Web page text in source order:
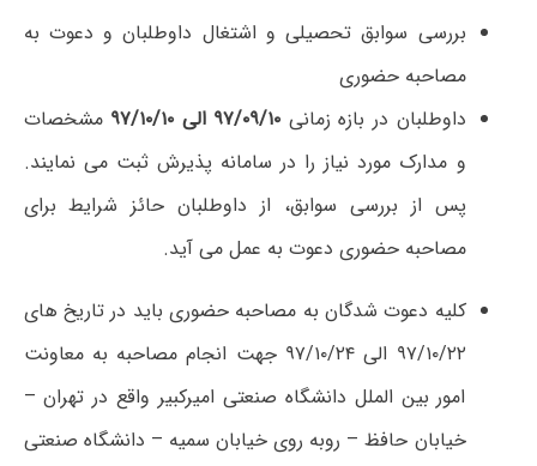
بررسی سوابق تحصیلی و اشتغال داوطلبان و دعوت به
مصاحبه حضوری
داوطلبان در بازه زمانی ۹۷/۰۹/۱۰ الی ۹۷/۱۰/۱۰
مشخصات
و مدارک مورد نیاز را در سامانه پذیرش ثبت می ­نمایند.
پس از بررسی سوابق، از داوطلبان حائز شرایط برای
مصاحبه حضوری دعوت به عمل می­ آید.
کلیه دعوت شدگان به مصاحبه حضوری باید در تاریخ­ های
۹۷/۱۰/۲۲ الی ۹۷/۱۰/۲۴ جهت انجام مصاحبه به معاونت
امور بین ­الملل دانشگاه صنعتی امیرکبیر واقع در تهران –
خیابان حافظ – روبه روی خیابان سمیه – دانشگاه صنعتی